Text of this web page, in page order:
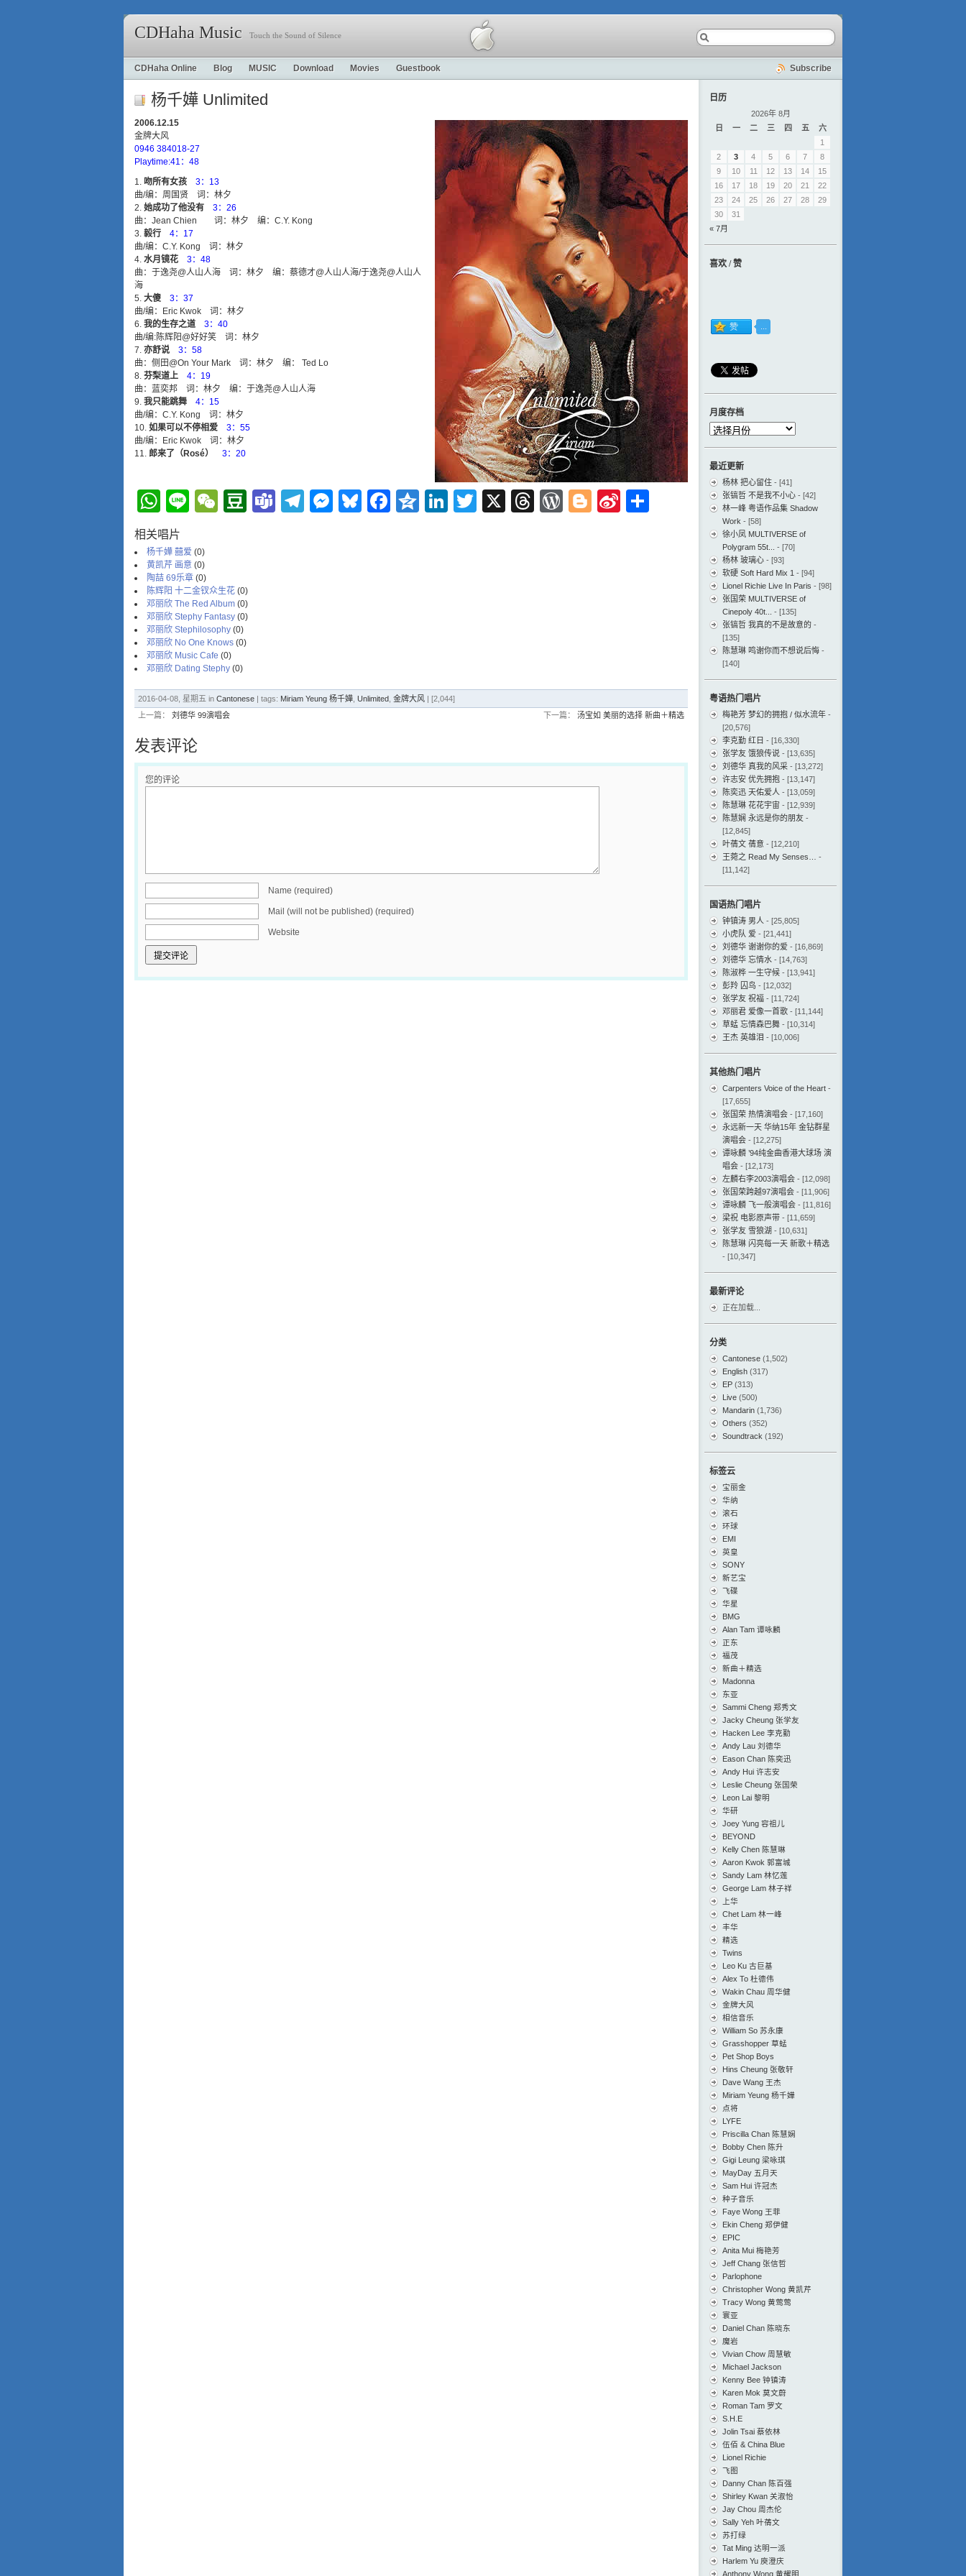
CDHaha Music Touch the Sound of Silence
CDHaha Online Blog MUSIC Download Movies Guestbook Subscribe
杨千嬅 Unlimited
2006.12.15
金牌大风
0946 384018-27
Playtime:41：48
吻所有女孩
3：13
曲/编：周国贤 词：林夕
她成功了他没有
3：26
曲：Jean Chien 词：林夕 编：C.Y. Kong
毅行
4：17
曲/编：C.Y. Kong 词：林夕
水月镜花
3：48
曲：于逸尧@人山人海 词：林夕 编：蔡德才@人山人海/于逸尧@人山人
海
大傻
3：37
曲/编：Eric Kwok 词：林夕
我的生存之道
3：40
曲/编:陈辉阳@好好笑 词：林夕
亦舒说
3：58
曲：侧田@On Your Mark 词：林夕 编： Ted Lo
芬梨道上
4：19
曲：蓝奕邦 词：林夕 编：于逸尧@人山人海
我只能跳舞
4：15
曲/编：C.Y. Kong 词：林夕
如果可以不停相爱
3：55
曲/编：Eric Kwok 词：林夕
郎来了（Rosé）
3：20
WhatsApp
LineWeChat
Douban
TeamsTelegram
Messenger
Bluesky
Facebook
Qzone
LinkedIn
Twitter
X Threads
WordPress
Blogger
Sina
相关唱片
杨千嬅 囍爱 (0)
黄凯芹 画意 (0)
陶喆 69乐章 (0)
陈辉阳 十二金钗众生花 (0)
邓丽欣 The Red Album (0)
邓丽欣 Stephy Fantasy (0)
邓丽欣 Stephilosophy (0)
邓丽欣 No One Knows (0)
邓丽欣 Music Cafe (0)
邓丽欣 Dating Stephy (0)
2016-04-08, 星期五 in Cantonese | tags: Miriam Yeung 杨千嬅 Unlimited 金牌大风 | [2,044]
上一篇： 刘德华 99演唱会 下一篇： 汤宝如 美丽的选择 新曲＋精选
发表评论
您的评论
Name (required)
Mail (will not be published) (required)
Website
日历
2026年 8月
日
一 二 三 四 五
六
1
2
3 4 5 6 7
8
9
10 11 12 13 14
15
16
17 18 19 20 21
22
23
24 25 26 27 28
29
30
31
« 7月
喜欢 / 赞
月度存档
月
档
最近更新
杨林 把心留住 - [41]
张镐哲 不是我不小心 - [42]
林一峰 粤语作品集 Shadow
Work - [58]
徐小凤 MULTIVERSE of
Polygram 55t...
- [70]
杨林 玻璃心 - [93]
软硬 Soft Hard Mix 1 - [94]
Lionel Richie Live In Paris - [98]
张国荣 MULTIVERSE of
Cinepoly 40t...
- [135]
张镐哲 我真的不是故意的 -
[135]
陈慧琳 鸣谢你而不想说后悔 -
[140]
粤语热门唱片
梅艳芳 梦幻的拥抱 / 似水流年 -
[20,576]
李克勤 红日 - [16,330]
张学友 饿狼传说 - [13,635]
刘德华 真我的风采 - [13,272]
许志安 优先拥抱 - [13,147]
陈奕迅 天佑爱人 - [13,059]
陈慧琳 花花宇宙 - [12,939]
陈慧娴 永远是你的朋友 -
[12,845]
叶蒨文 蒨意 - [12,210]
王菀之 Read My Senses…
-
[11,142]
国语热门唱片
钟镇涛 男人 - [25,805]
小虎队 爱 - [21,441]
刘德华 谢谢你的爱 - [16,869]
刘德华 忘情水 - [14,763]
陈淑桦 一生守候 - [13,941]
彭羚 囚鸟 - [12,032]
张学友 祝福 - [11,724]
邓丽君 爱像一首歌 - [11,144]
草蜢 忘情森巴舞 - [10,314]
王杰 英雄泪 - [10,006]
其他热门唱片
Carpenters Voice of the Heart -
[17,655]
张国荣 热情演唱会 - [17,160]
永远新一天 华纳15年 金钻群星
演唱会 - [12,275]
谭咏麟 ’94纯金曲香港大球场 演
唱会 - [12,173]
左麟右李2003演唱会 - [12,098]
张国荣跨越97演唱会 - [11,906]
谭咏麟 飞一般演唱会 - [11,816]
梁祝 电影原声带 - [11,659]
张学友 雪狼湖 - [10,631]
陈慧琳 闪亮每一天 新歌＋精选
- [10,347]
最新评论
正在加载...
分类
Cantonese (1,502)
English (317)
EP (313)
Live (500)
Mandarin (1,736)
Others (352)
Soundtrack (192)
标签云
宝丽金
华纳
滚石
环球
EMI
英皇
SONY
新艺宝
飞碟
华星
BMG
Alan Tam 谭咏麟
正东
福茂
新曲＋精选
Madonna
东亚
Sammi Cheng 郑秀文
Jacky Cheung 张学友
Hacken Lee 李克勤
Andy Lau 刘德华
Eason Chan 陈奕迅
Andy Hui 许志安
Leslie Cheung 张国荣
Leon Lai 黎明
华研
Joey Yung 容祖儿
BEYOND
Kelly Chen 陈慧琳
Aaron Kwok 郭富城
Sandy Lam 林忆莲
George Lam 林子祥
上华
Chet Lam 林一峰
丰华
精选
Twins
Leo Ku 古巨基
Alex To 杜德伟
Wakin Chau 周华健
金牌大风
相信音乐
William So 苏永康
Grasshopper 草蜢
Pet Shop Boys
Hins Cheung 张敬轩
Dave Wang 王杰
Miriam Yeung 杨千嬅
点将
LYFE
Priscilla Chan 陈慧娴
Bobby Chen 陈升
Gigi Leung 梁咏琪
MayDay 五月天
Sam Hui 许冠杰
种子音乐
Faye Wong 王菲
Ekin Cheng 郑伊健
EPIC
Anita Mui 梅艳芳
Jeff Chang 张信哲
Parlophone
Christopher Wong 黄凯芹
Tracy Wong 黄莺莺
寰亚
Daniel Chan 陈晓东
魔岩
Vivian Chow 周慧敏
Michael Jackson
Kenny Bee 钟镇涛
Karen Mok 莫文蔚
Roman Tam 罗文
S.H.E
Jolin Tsai 蔡依林
伍佰 & China Blue
Lionel Richie
飞图
Danny Chan 陈百强
Shirley Kwan 关淑怡
Jay Chou 周杰伦
Sally Yeh 叶蒨文
苏打绿
Tat Ming 达明一派
Harlem Yu 庾澄庆
Anthony Wong 黄耀明